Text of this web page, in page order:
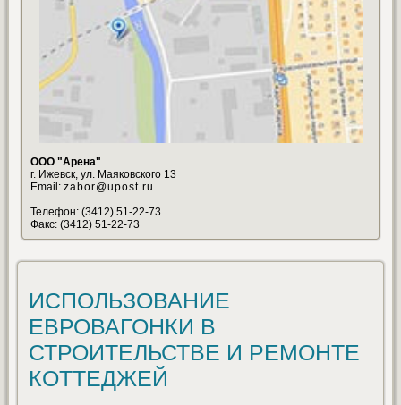
ООО "Арена"
г. Ижевск, ул. Маяковского 13
Email: zabor@upost.ru
Телефон: (3412) 51-22-73
Факс: (3412) 51-22-73
ИСПОЛЬЗОВАНИЕ
ЕВРОВАГОНКИ В
СТРОИТЕЛЬСТВЕ И РЕМОНТЕ
КОТТЕДЖЕЙ